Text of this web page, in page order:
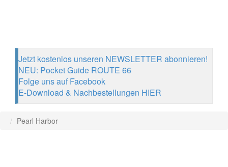
Jetzt kostenlos unseren NEWSLETTER abonnieren!
NEU: Pocket Guide ROUTE 66
Folge uns auf Facebook
E-Download & Nachbestellungen HIER
Pearl Harbor